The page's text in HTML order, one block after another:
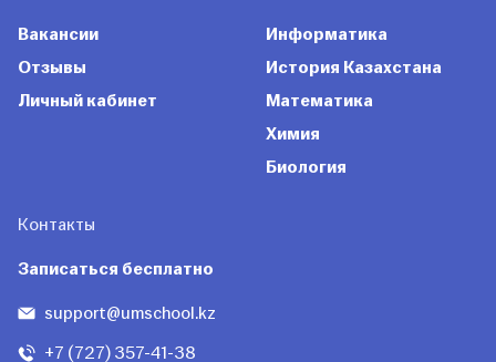
Вакансии
Отзывы
Личный кабинет
Информатика
История Казахстана
Математика
Химия
Биология
Контакты
Записаться бесплатно
support@umschool.kz
+7 (727) 357-41-38